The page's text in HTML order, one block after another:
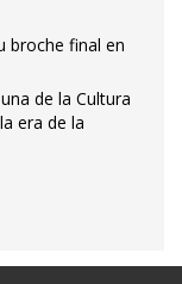
broche final en
de la Cultura
era de la